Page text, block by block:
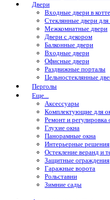
Двери
Входные двери в
Стеклянные двери
Межкомнатные двери
Двери с декором
Балконные двери
Входные двери
Офисные двери
Раздвижные порталы
Цельностеклянные
Перголы
Еще...
Аксессуары
Комплектующие для
Ремонт и регулировка
Глухие окна
Панорамные окна
Интерьерные решения
Остекление веранд и
Защитные ограждения
Гаражные ворота
Рольставни
Зимние сады